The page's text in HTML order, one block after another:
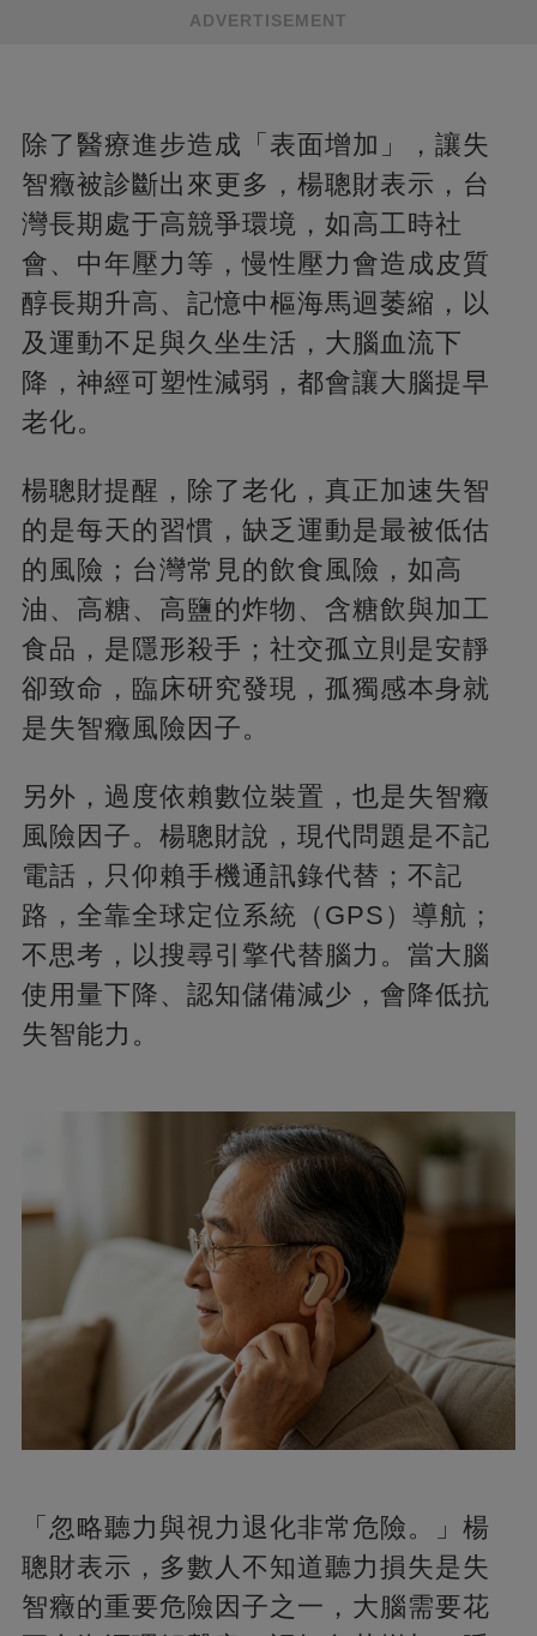
ADVERTISEMENT
除了醫療進步造成「表面增加」，讓失
智癥被診斷出來更多，楊聰財表示，台
灣長期處于高競爭環境，如高工時社
會、中年壓力等，慢性壓力會造成皮質
醇長期升高、記憶中樞海馬迴萎縮，以
及運動不足與久坐生活，大腦血流下
降，神經可塑性減弱，都會讓大腦提早
老化。
楊聰財提醒，除了老化，真正加速失智
的是每天的習慣，缺乏運動是最被低估
的風險；台灣常見的飲食風險，如高
油、高糖、高鹽的炸物、含糖飲與加工
食品，是隱形殺手；社交孤立則是安靜
卻致命，臨床研究發現，孤獨感本身就
是失智癥風險因子。
另外，過度依賴數位裝置，也是失智癥
風險因子。楊聰財說，現代問題是不記
電話，只仰賴手機通訊錄代替；不記
路，全靠全球定位系統（GPS）導航；
不思考，以搜尋引擎代替腦力。當大腦
使用量下降、認知儲備減少，會降低抗
失智能力。
「忽略聽力與視力退化非常危險。」楊
聰財表示，多數人不知道聽力損失是失
智癥的重要危險因子之一，大腦需要花